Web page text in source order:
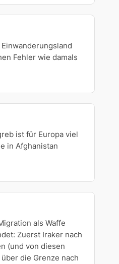
Fehler wie damals
ist für Europa viel
in Afghanistan
als Waffe
Zuerst Iraker nach
(und von diesen
die Grenze nach